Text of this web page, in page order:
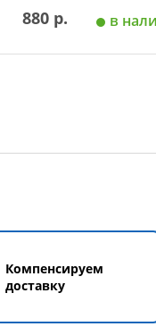
880 р. в
Компенсируем
доставку